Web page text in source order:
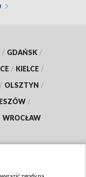
/ GDAŃSK /
/ KIELCE /
/ OLSZTYN /
/
WROCŁAW